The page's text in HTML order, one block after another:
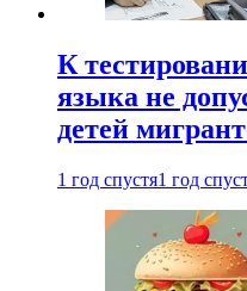
К
языка не
детей
1 год спустя1 год